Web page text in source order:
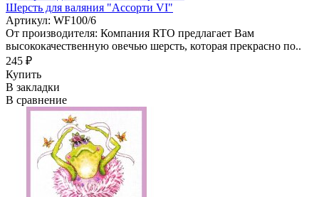
Шерсть для валяния "Ассорти VI"
Артикул: WF100/6
От производителя: Компания RTO предлагает Вам
высококачественную овечью шерсть, которая прекрасно по..
245 ₽
Купить
В закладки
В сравнение